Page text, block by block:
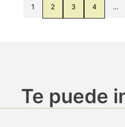
1 2 3 4 …
Te puede